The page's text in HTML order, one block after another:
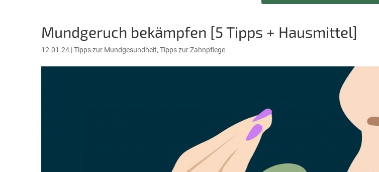
Mundgeruch bekämpfen [5 Tipps + Hausmittel]
12.01.24 |Tipps zur Mundgesundheit, Tipps zur Zahnpflege